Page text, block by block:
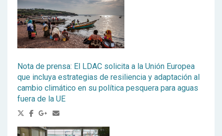
Nota de prensa: El LDAC solicita a la Unión Europea
que incluya estrategias de resiliencia y adaptación al
cambio climático en su política pesquera para aguas
fuera de la UE